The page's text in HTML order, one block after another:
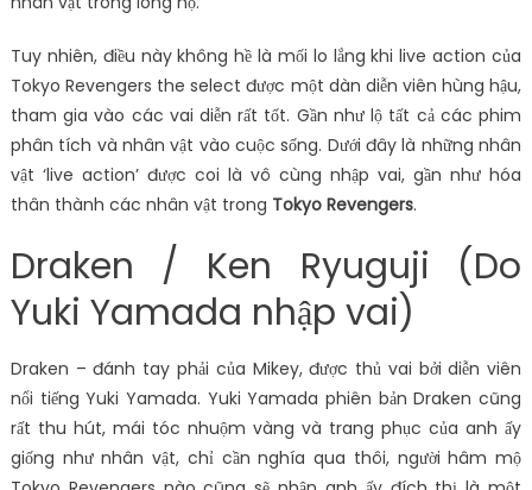
Tuy nhiên, điều này không hề là mối lo lắng khi live action của
Tokyo Revengers the select được một dàn diễn viên hùng hậu,
tham gia vào các vai diễn rất tốt. Gần như lộ tất cả các phim
phân tích và nhân vật vào cuộc sống. Dưới đây là những nhân
vật ‘live action’ được coi là vô cùng nhập vai, gần như hóa
thân thành các nhân vật trong Tokyo Revengers.
Draken / Ken Ryuguji (Do
Yuki Yamada nhập vai)
Draken – đánh tay phải của Mikey, được thủ vai bởi diễn viên
nổi tiếng Yuki Yamada. Yuki Yamada phiên bản Draken cũng
rất thu hút, mái tóc nhuộm vàng và trang phục của anh ấy
giống như nhân vật, chỉ cần nghía qua thôi, người hâm mộ